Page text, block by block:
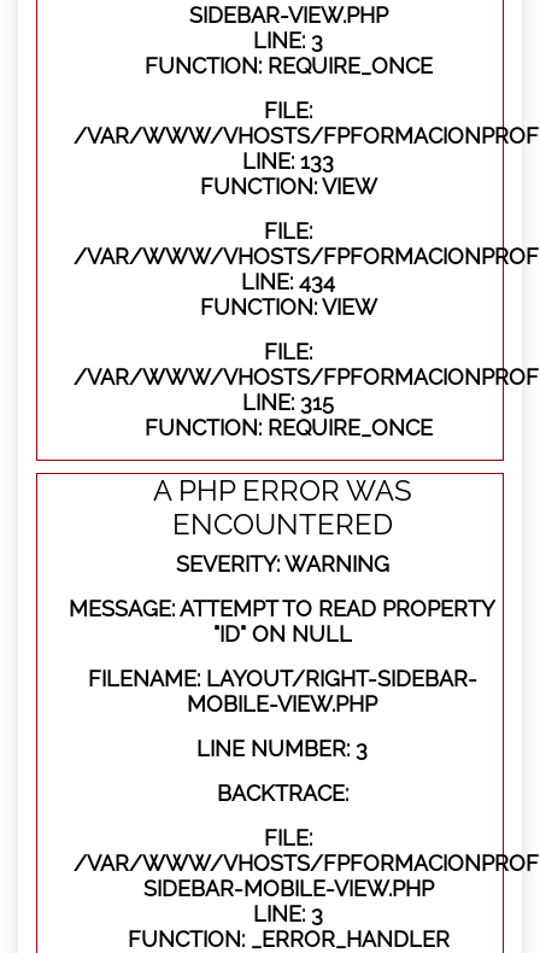
SIDEBAR-VIEW.PHP
LINE: 3
FUNCTION: REQUIRE_ONCE
FILE:
/VAR/WWW/VHOSTS/
LINE: 133
FUNCTION: VIEW
FILE:
/VAR/WWW/VHOSTS/
LINE: 434
FUNCTION: VIEW
FILE:
/VAR/WWW/VHOSTS/
LINE: 315
FUNCTION: REQUIRE_ONCE
A PHP ERROR WAS
ENCOUNTERED
SEVERITY: WARNING
MESSAGE: ATTEMPT TO READ PROPERTY
"ID" ON NULL
FILENAME: LAYOUT/RIGHT-SIDEBAR-
MOBILE-VIEW.PHP
LINE NUMBER: 3
BACKTRACE:
FILE:
/VAR/WWW/VHOSTS/
SIDEBAR-MOBILE-VIEW.PHP
LINE: 3
FUNCTION: _ERROR_HANDLER